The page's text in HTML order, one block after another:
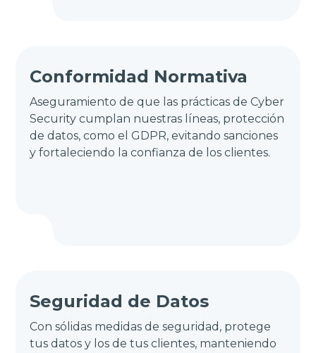
Conformidad Normativa
Aseguramiento de que las prácticas de Cyber
Security cumplan nuestras líneas, protección
de datos, como el GDPR, evitando sanciones
y fortaleciendo la confianza de los clientes.
Seguridad de Datos
Con sólidas medidas de seguridad, protege
tus datos y los de tus clientes, manteniendo